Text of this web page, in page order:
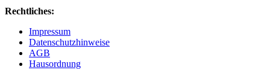
Rechtliches:
Impressum
Datenschutzhinweise
AGB
Hausordnung